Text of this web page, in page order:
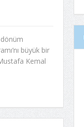
büyük bir
Kemal